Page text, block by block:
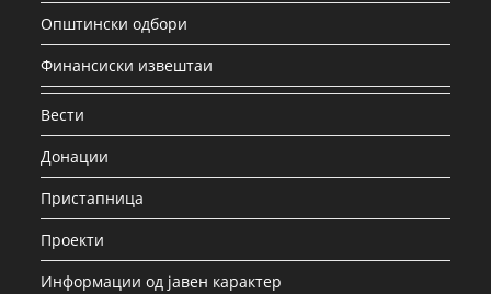
Општински одбори
Финансиски извештаи
Вести
Донации
Пристапница
Проекти
Информации од јавен карактер